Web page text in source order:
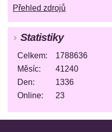
Přehled zdrojů
Statistiky
Online: 23
Celkem:
1788636
Měsíc:
41240
Den:
1336